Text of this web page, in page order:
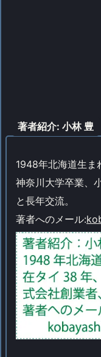
著者紹介: 小林 豊
1948年北海道生ま
神奈川大学卒業、
と長年交流。
著者へのメール: